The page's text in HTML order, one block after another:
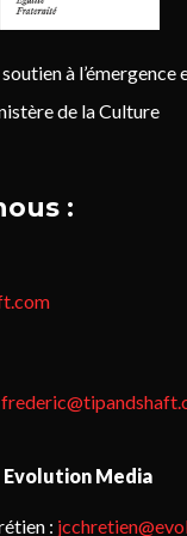
à l’émergence
de la Culture
:
Media
: